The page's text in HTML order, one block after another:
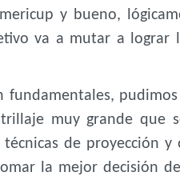
y bueno,
va a mutar a lograr
fundamentales,
muy grande que
de proyección
la mejor decisión